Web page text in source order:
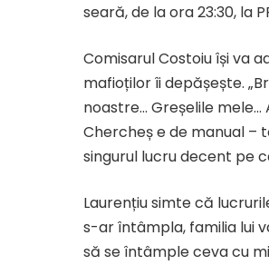
seară, de la ora 23:30, la
Comisarul Costoiu își va
mafioților îi depășește.
noastre… Greșelile
Chercheș e de manual –
singurul lucru decent pe
Laurențiu simte că
s-ar întâmpla, familia lui
să se întâmple ceva cu